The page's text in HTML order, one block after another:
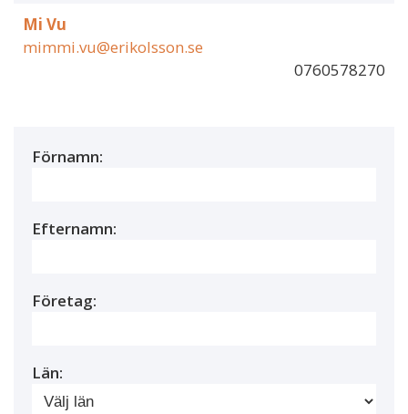
Mi Vu
mimmi.vu@erikolsson.se
0760578270
Förnamn:
Efternamn:
Företag:
Län: